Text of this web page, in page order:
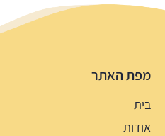
מפת האתר
בית
אודות